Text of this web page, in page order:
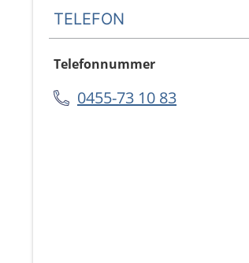
TELEFON
Telefonnummer
0455-73 10 83